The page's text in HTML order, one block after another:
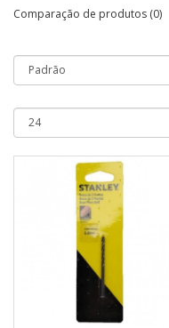
Comparação de produtos (0)